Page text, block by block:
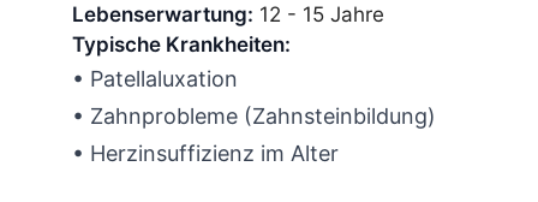
Lebenserwartung: 12 - 15 Jahre
Typische Krankheiten:
• Patellaluxation
• Zahnprobleme (Zahnsteinbildung)
• Herzinsuffizienz im Alter